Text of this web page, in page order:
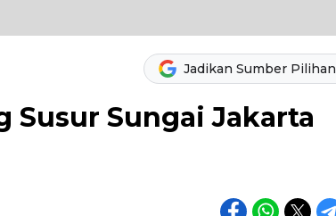
Jadikan Sumber Pilihan
Susur Sungai Jakarta